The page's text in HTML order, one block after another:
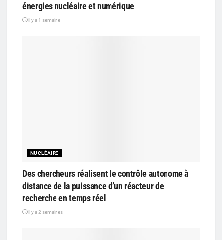
énergies nucléaire et numérique
il y a 1 semaine
NUCLÉAIRE
Des chercheurs réalisent le contrôle autonome à
distance de la puissance d’un réacteur de
recherche en temps réel
il y a 2 semaines